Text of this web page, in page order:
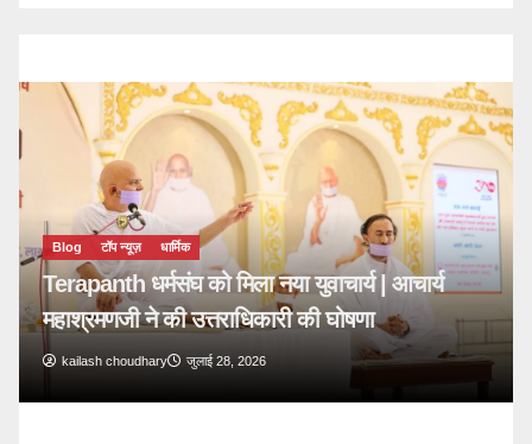
Blog टॉप न्यूज़ धार्मिक
Terapanth धर्मसंघ को मिला नया युवाचार्य | आचार्य
महाश्रमणजी ने की उत्तराधिकारी की घोषणा
kailash choudhary जुलाई 28, 2026